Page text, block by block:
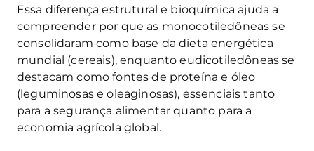
Essa diferença estrutural e bioquímica ajuda a
compreender por que as monocotiledôneas se
consolidaram como base da dieta energética
mundial (cereais), enquanto eudicotiledôneas se
destacam como fontes de proteína e óleo
(leguminosas e oleaginosas), essenciais tanto
para a segurança alimentar quanto para a
economia agrícola global.